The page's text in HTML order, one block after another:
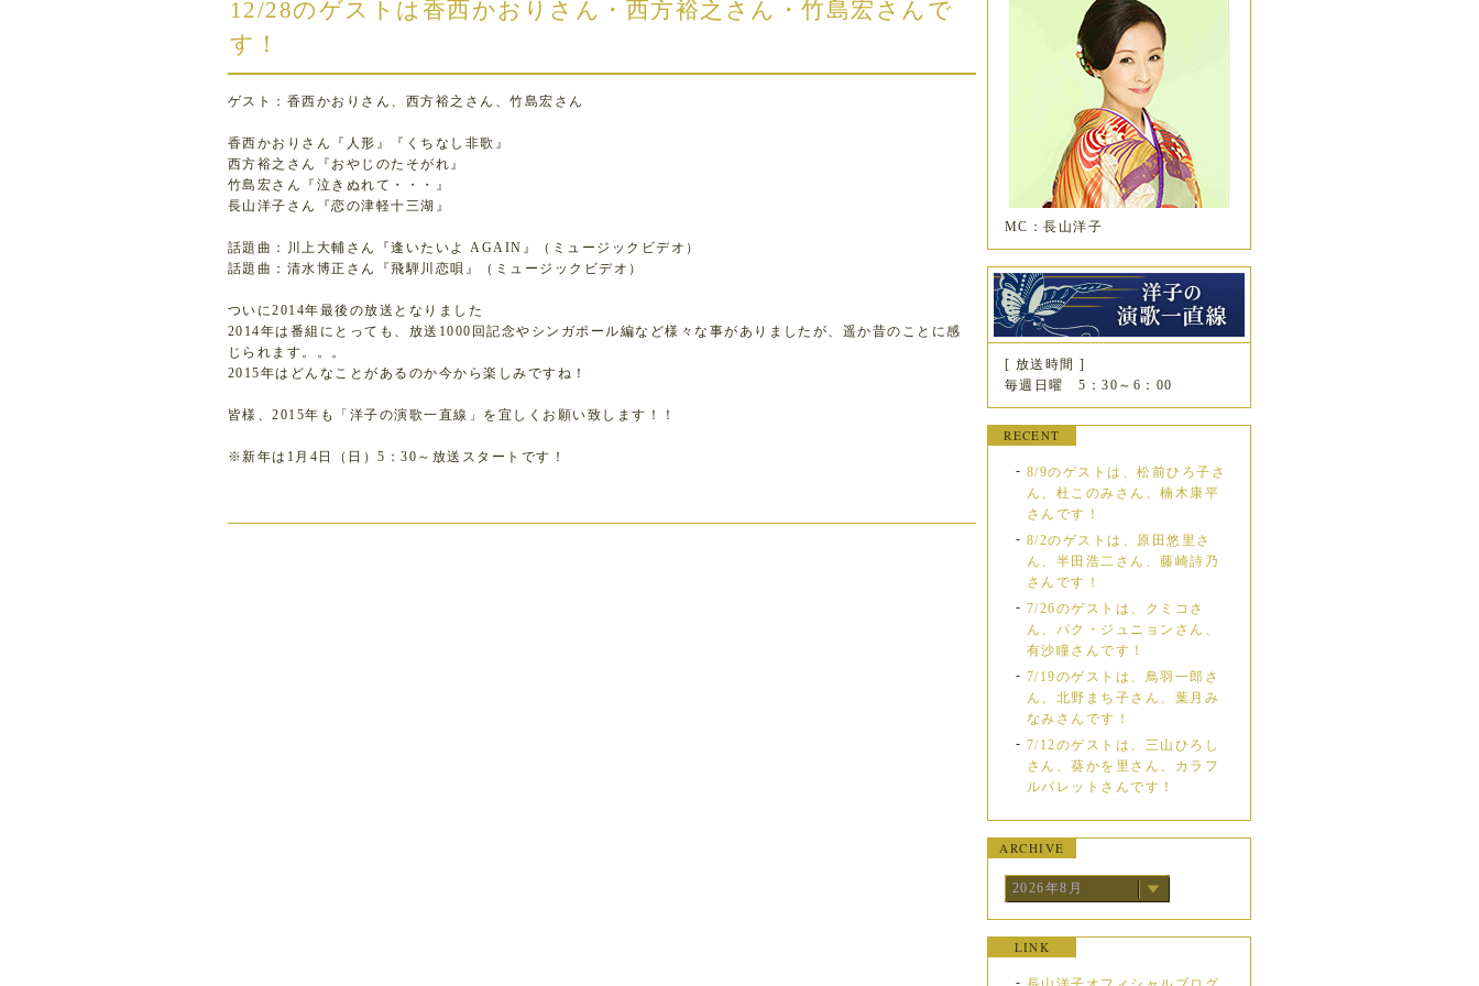
12/28のゲストは香西かおりさん・西方裕之さん・竹島宏さんで
す！
ゲスト：香西かおりさん、西方裕之さん、竹島宏さん
香西かおりさん『人形』『くちなし非歌』
西方裕之さん『おやじのたそがれ』
竹島宏さん『泣きぬれて・・・』
長山洋子さん『恋の津軽十三湖』
話題曲：川上大輔さん『逢いたいよ AGAIN』（ミュージックビデオ）
話題曲：清水博正さん『飛騨川恋唄』（ミュージックビデオ）
ついに2014年最後の放送となりました
2014年は番組にとっても、放送1000回記念やシンガポール編など様々な事がありましたが、遥か昔のことに感
じられます。。。
2015年はどんなことがあるのか今から楽しみですね！
皆様、2015年も「洋子の演歌一直線」を宜しくお願い致します！！
※新年は1月4日（日）5：30～放送スタートです！
MC：長山洋子
[ 放送時間 ]
毎週日曜 5：30～6：00
RECENT
8/9のゲストは、松前ひろ子さ
ん、杜このみさん、楠木康平
さんです！
8/2のゲストは、原田悠里さ
ん、半田浩二さん、藤崎詩乃
さんです！
7/26のゲストは、クミコさ
ん、パク・ジュニョンさん、
有沙瞳さんです！
7/19のゲストは、鳥羽一郎さ
ん、北野まち子さん、葉月み
なみさんです！
7/12のゲストは、三山ひろし
さん、葵かを里さん、カラフ
ルパレットさんです！
ARCHIVE
2026年8月
LINK